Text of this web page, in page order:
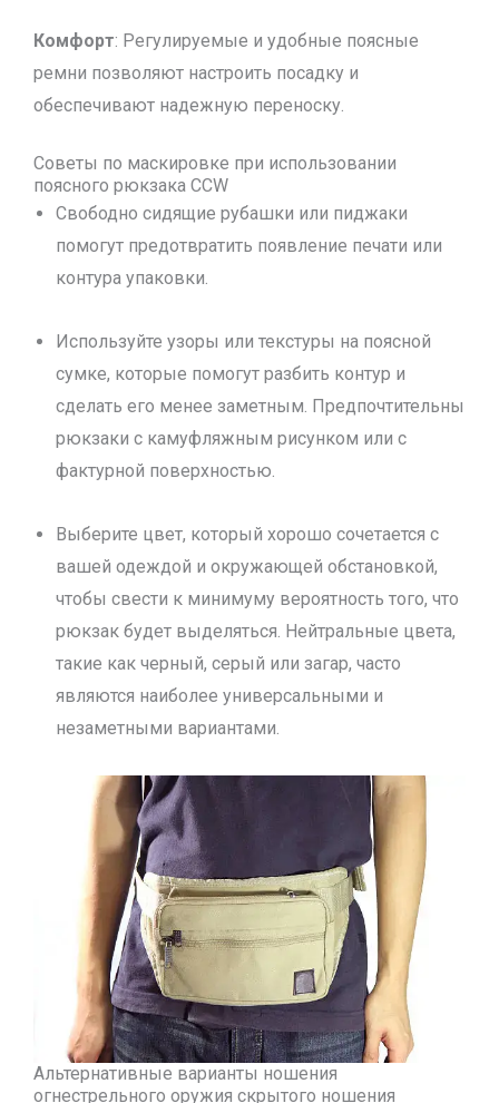
Комфорт: Регулируемые и удобные поясные
ремни позволяют настроить посадку и
обеспечивают надежную переноску.
Советы по маскировке при использовании
поясного рюкзака CCW
Свободно сидящие рубашки или пиджаки
помогут предотвратить появление печати или
контура упаковки.
Используйте узоры или текстуры на поясной
сумке, которые помогут разбить контур и
сделать его менее заметным. Предпочтительны
рюкзаки с камуфляжным рисунком или с
фактурной поверхностью.
Выберите цвет, который хорошо сочетается с
вашей одеждой и окружающей обстановкой,
чтобы свести к минимуму вероятность того, что
рюкзак будет выделяться. Нейтральные цвета,
такие как черный, серый или загар, часто
являются наиболее универсальными и
незаметными вариантами.
Альтернативные варианты ношения
огнестрельного оружия скрытого ношения